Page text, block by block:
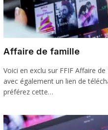
Affaire de famille
Voici en exclu sur FFIF Affaire
avec également un lien de
préférez cette…